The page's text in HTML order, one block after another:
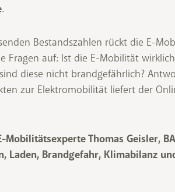
.
Bestandszahlen rückt die E-
Fragen auf: Ist die E-Mobilität
diese nicht brandgefährlich?
zur Elektromobilität liefert der
Mobilitätsexperte Thomas Geisler, BA
Laden, Brandgefahr, Klimabilanz